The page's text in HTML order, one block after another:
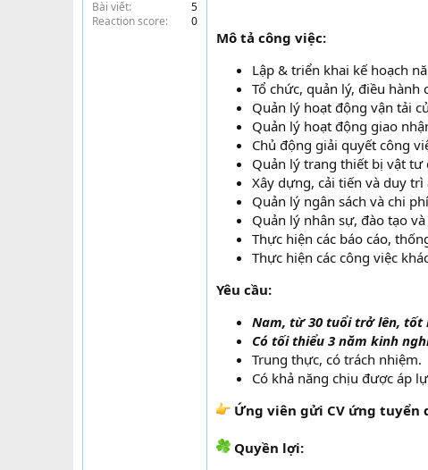
Bài viết
5
Reaction score
0
Mô tả công việc:
Lập & triển khai kế hoạch
Tổ chức, quản lý, điều
Quản lý hoạt động vận tải
Quản lý hoạt động giao
Chủ động giải quyết công
Quản lý trang thiết bị vật tư
Xây dựng, cải tiến và duy
Quản lý ngân sách và chi
Quản lý nhân sự, đào tạo
Thực hiện các báo cáo,
Thực hiện các công việc
Yêu cầu:
Nam, từ 30 tuổi trở lên, tốt
Có tối thiểu 3 năm kinh
Trung thực, có trách nhiệm.
Có khả năng chịu được áp
Ứng viên gửi CV ứng tuyển
Quyền lợi: